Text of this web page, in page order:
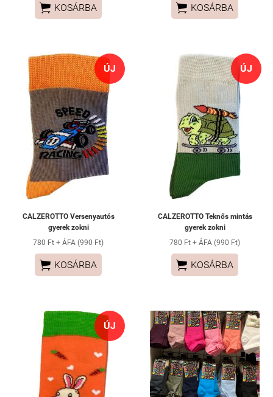
 KOSÁRBA  KOSÁRBA
ÚJ
CALZEROTTO Versenyautós
gyerek zokni
780 Ft + ÁFA (990 Ft)
 KOSÁRBA
ÚJ
CALZEROTTO Teknős mintás
gyerek zokni
780 Ft + ÁFA (990 Ft)
 KOSÁRBA
ÚJ